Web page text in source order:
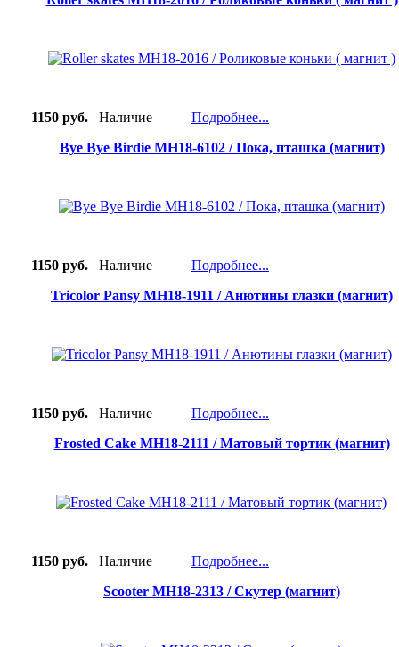
1150 руб. Наличие
Подробнее...
Bye Bye Birdie MH18-6102 / Пока, пташка (магнит)
1150 руб. Наличие
Подробнее...
Tricolor Pansy MH18-1911 / Анютины глазки (магнит)
1150 руб. Наличие
Подробнее...
Frosted Cake MH18-2111 / Матовый тортик (магнит)
1150 руб. Наличие
Подробнее...
Scooter MH18-2313 / Скутер (магнит)